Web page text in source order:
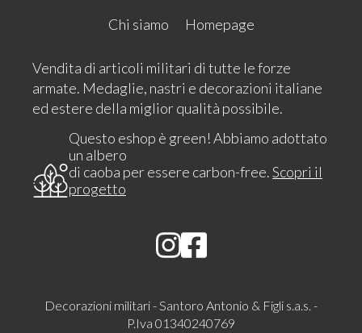
Chi siamo
Homepage
Vendita di articoli militari di tutte le forze
armate. Medaglie, nastri e decorazioni italiane
ed estere della miglior qualità possibile.
Questo eshop è green! Abbiamo adottato
un albero
di caoba per essere carbon-free.Scopri il
progetto
Decorazioni militari - Santoro Antonio & Figli s.a.s. -
P.Iva 01340240769